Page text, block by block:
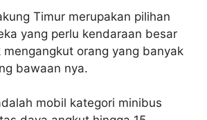
Timur merupakan pilihan
yang perlu kendaraan besar
orang yang banyak
bawaan nya.
mobil kategori minibus